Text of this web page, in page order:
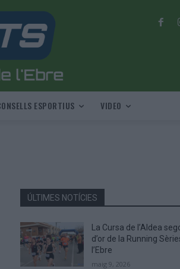
ESPORTIUS VIDEO
ÚLTIMES NOTÍCIES
La Cursa de l’Aldea
d’or de la Running
l’Ebre
maig 9, 2026